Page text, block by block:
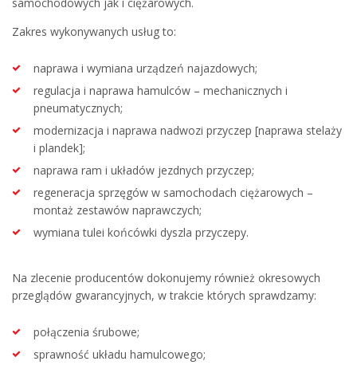
Zakres wykonywanych usług to:
naprawa i wymiana urządzeń najazdowych;
regulacja i naprawa hamulców – mechanicznych i
pneumatycznych;
modernizacja i naprawa nadwozi przyczep [naprawa stelaży
i plandek];
naprawa ram i układów jezdnych przyczep;
regeneracja sprzęgów w samochodach ciężarowych –
montaż zestawów naprawczych;
wymiana tulei końcówki dyszla przyczepy.
Na zlecenie producentów dokonujemy również okresowych
przeglądów gwarancyjnych, w trakcie których sprawdzamy:
połączenia śrubowe;
sprawność układu hamulcowego;